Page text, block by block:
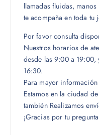
llamadas fluidas,
te acompaña en toda tu
Por favor consulta
Nuestros horarios de
desde las 9:00 a 19:00,
16:30.
Para mayor
Estamos en la ciudad
también Realizamos
¡Gracias por tu